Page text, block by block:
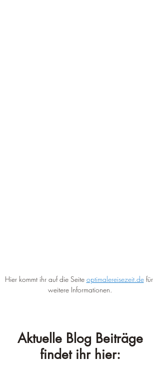
Hier kommt ihr auf die Seite optimalereisezeit.de für
weitere Informationen.
Aktuelle Blog Beiträge
findet ihr hier: